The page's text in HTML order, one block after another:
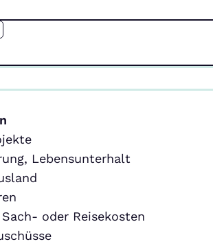
Lebensunterhalt
oder Reisekosten